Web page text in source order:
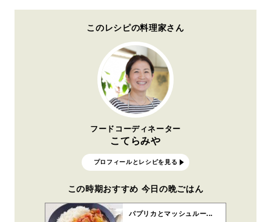
このレシピの料理家さん
フードコーディネーター
こてらみや
プロフィールとレシピを見る
この時期おすすめ 今日の晩ごはん
パプリカとマッシュルー...